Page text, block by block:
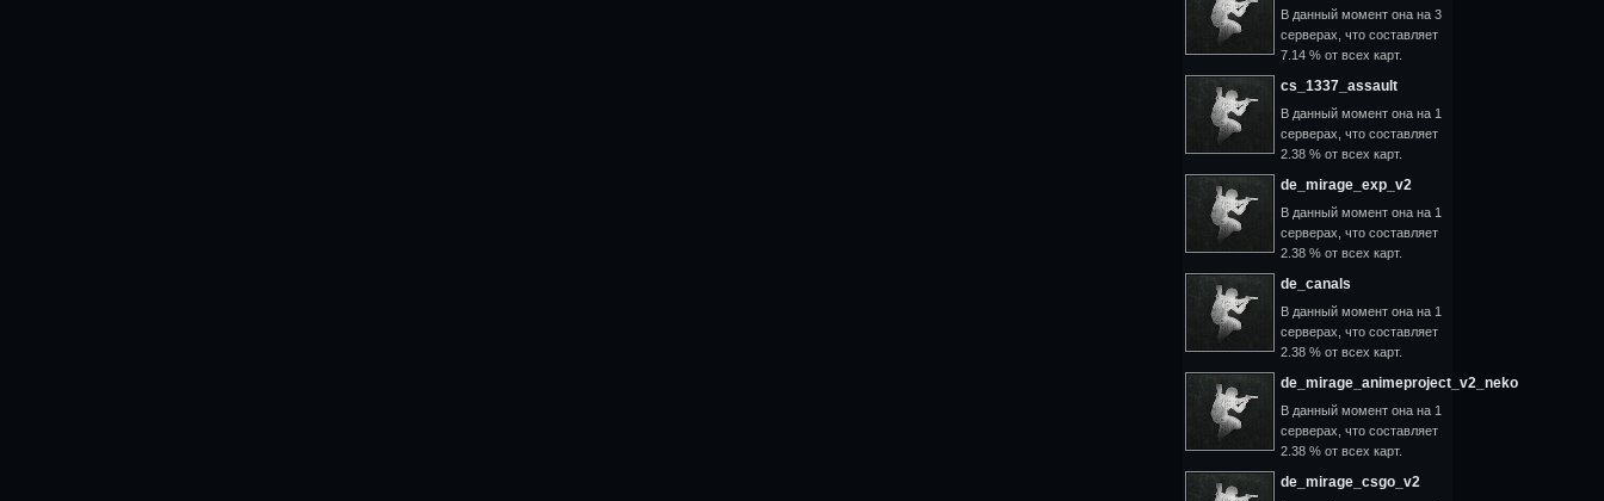
В данный момент она на 3
серверах, что составляет
7.14 % от всех карт.
cs_1337_assault
В данный момент она на 1
серверах, что составляет
2.38 % от всех карт.
de_mirage_exp_v2
В данный момент она на 1
серверах, что составляет
2.38 % от всех карт.
de_canals
В данный момент она на 1
серверах, что составляет
2.38 % от всех карт.
de_mirage_animeproject_v2_neko
В данный момент она на 1
серверах, что составляет
2.38 % от всех карт.
de_mirage_csgo_v2